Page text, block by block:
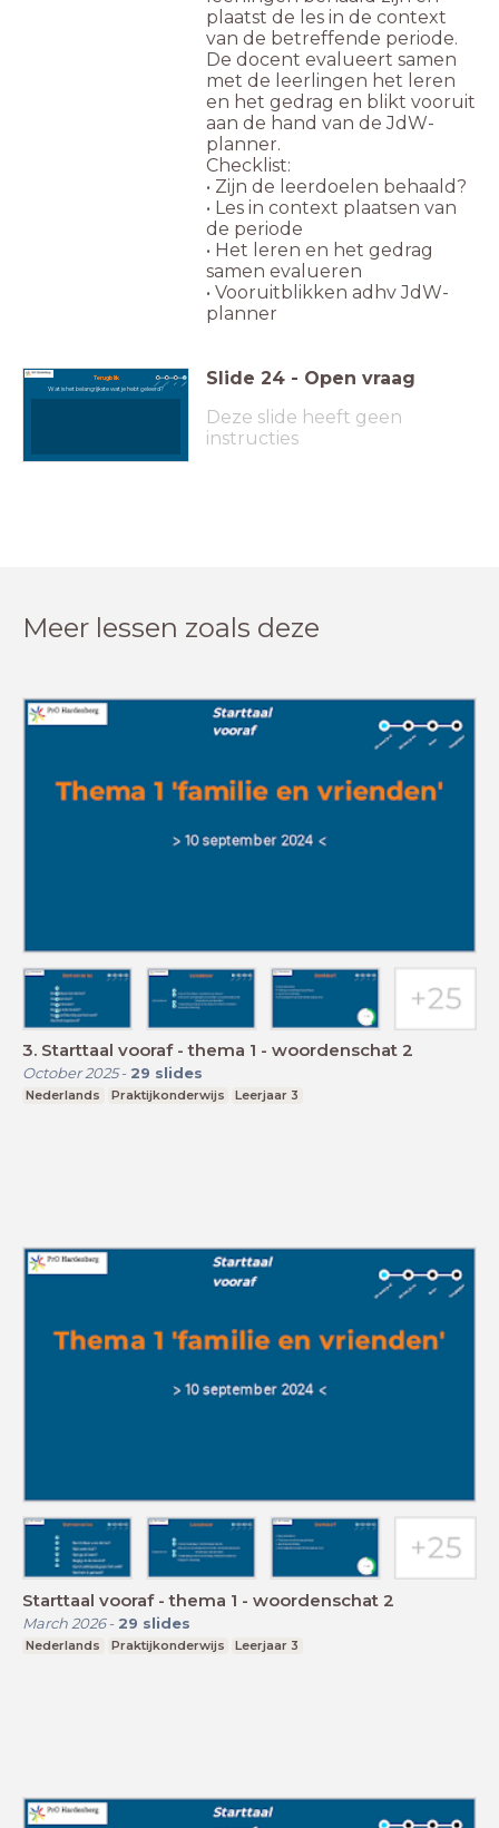
plaatst de les in de context
van de betreffende periode.
De docent evalueert samen
met de leerlingen het leren
en het gedrag en blikt vooruit
aan de hand van de JdW-
planner.
Checklist:
• Zijn de leerdoelen behaald?
• Les in context plaatsen van
de periode
• Het leren en het gedrag
samen evalueren
• Vooruitblikken adhv JdW-
planner
Wat is het belangrijkste wat je hebt geleerd?
Terugblik Slide 24 - Open vraag
Deze slide heeft geen
instructies
Meer lessen zoals deze
3. Starttaal vooraf - thema 1 - woordenschat 2
October 2025- 29 slides
Nederlands Praktijkonderwijs Leerjaar 3
Starttaal vooraf - thema 1 - woordenschat 2
March 2026- 29 slides
Nederlands Praktijkonderwijs Leerjaar 3